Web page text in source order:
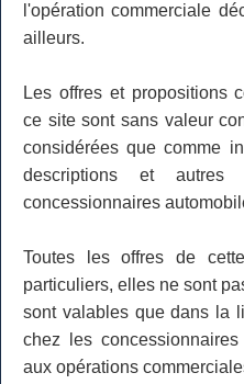
l'opération commerciale
ailleurs.
Les offres et propositions
ce site sont sans valeur
considérées que comme
descriptions et
concessionnaires
Toutes les offres de
particuliers, elles ne sont
sont valables que dans la
chez les
aux opérations